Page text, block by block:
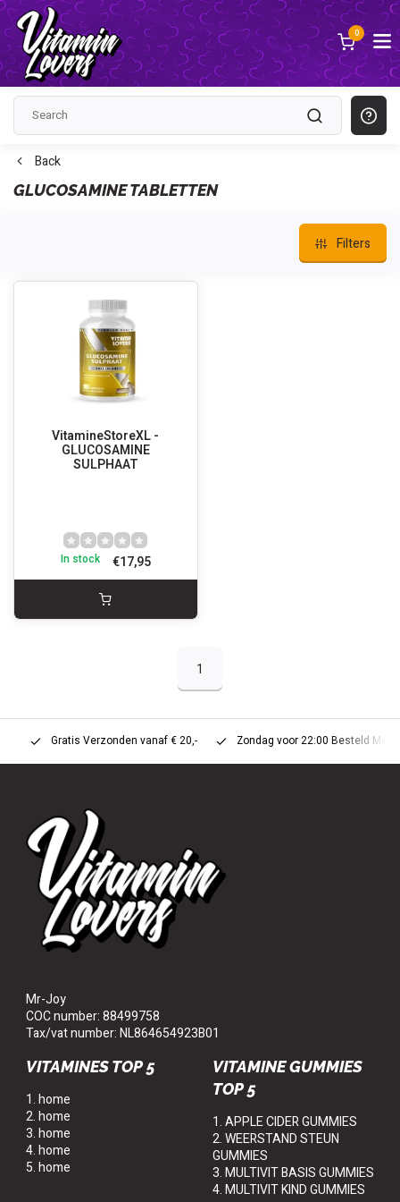
0
Back
GLUCOSAMINE TABLETTEN
Filters
VitamineStoreXL -
GLUCOSAMINE
SULPHAAT
€17,95
In stock
1
Gratis Verzonden vanaf € 20,- Zondag voor 22:00 Besteld
Mr-Joy
COC number: 88499758
Tax/vat number: NL864654923B01
VITAMINES TOP 5
1. home
2. home
3. home
4. home
5. home
VITAMINE GUMMIES
TOP 5
1. APPLE CIDER GUMMIES
2. WEERSTAND STEUN
GUMMIES
3. MULTIVIT BASIS GUMMIES
4. MULTIVIT KIND GUMMIES